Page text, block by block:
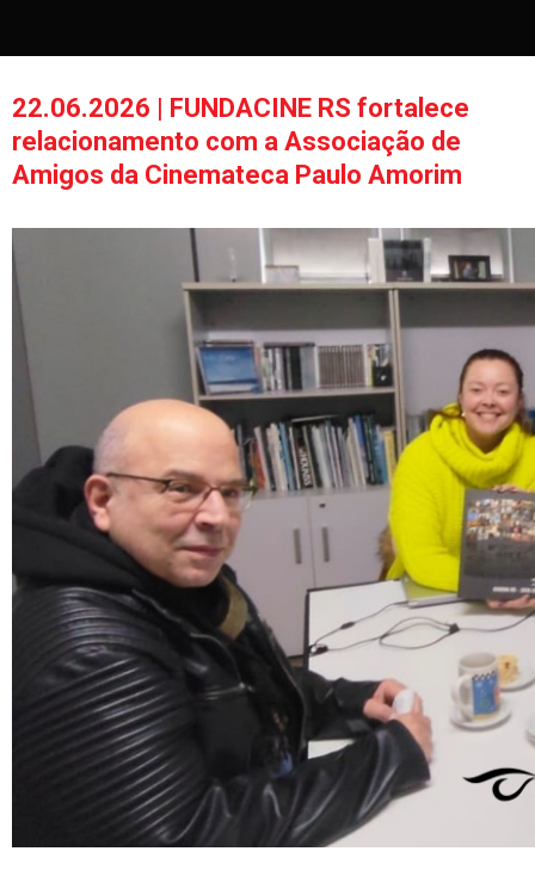
22.06.2026 | FUNDACINE RS fortalece
relacionamento com a Associação de
Amigos da Cinemateca Paulo Amorim